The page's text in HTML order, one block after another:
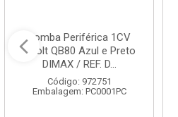
Bomba Periférica 1CV
Bivolt QB80 Azul e Preto
DIMAX / REF. D...
Código: 972751
Embalagem: PC0001PC